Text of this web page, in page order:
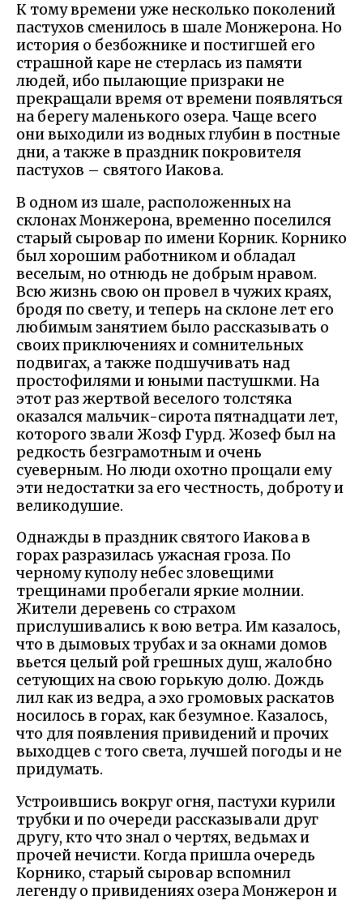
К тому времени уже несколько поколений
пастухов сменилось в шале Монжерона. Но
история о безбожнике и постигшей его
страшной каре не стерлась из памяти
людей, ибо пылающие призраки не
прекращали время от времени появляться
на берегу маленького озера. Чаще всего
они выходили из водных глубин в постные
дни, а также в праздник покровителя
пастухов – святого Иакова.
В одном из шале, расположенных на
склонах Монжерона, временно поселился
старый сыровар по имени Корник. Корнико
был хорошим работником и обладал
веселым, но отнюдь не добрым нравом.
Всю жизнь свою он провел в чужих краях,
бродя по свету, и теперь на склоне лет его
любимым занятием было рассказывать о
своих приключениях и сомнительных
подвигах, а также подшучивать над
простофилями и юными пастушкми. На
этот раз жертвой веселого толстяка
оказался мальчик-сирота пятнадцати лет,
которого звали Жозф Гурд. Жозеф был на
редкость безграмотным и очень
суеверным. Но люди охотно прощали ему
эти недостатки за его честность, доброту и
великодушие.
Однажды в праздник святого Иакова в
горах разразилась ужасная гроза. По
черному куполу небес зловещими
трещинами пробегали яркие молнии.
Жители деревень со страхом
прислушивались к вою ветра. Им казалось,
что в дымовых трубах и за окнами домов
вьется целый рой грешных душ, жалобно
сетующих на свою горькую долю. Дождь
лил как из ведра, а эхо громовых раскатов
носилось в горах, как безумное. Казалось,
что для появления привидений и прочих
выходцев с того света, лучшей погоды и не
придумать.
Устроившись вокруг огня, пастухи курили
трубки и по очереди рассказывали друг
другу, кто что знал о чертях, ведьмах и
прочей нечисти. Когда пришла очередь
Корнико, старый сыровар вспомнил
легенду о привидениях озера Монжерон и